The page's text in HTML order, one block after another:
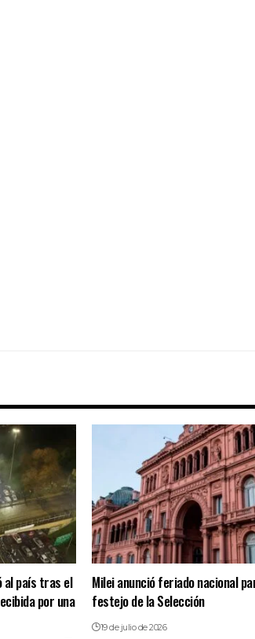
al país tras el
por una
Milei anunció feriado nacional
festejo de la Selección
19 de julio de 2026